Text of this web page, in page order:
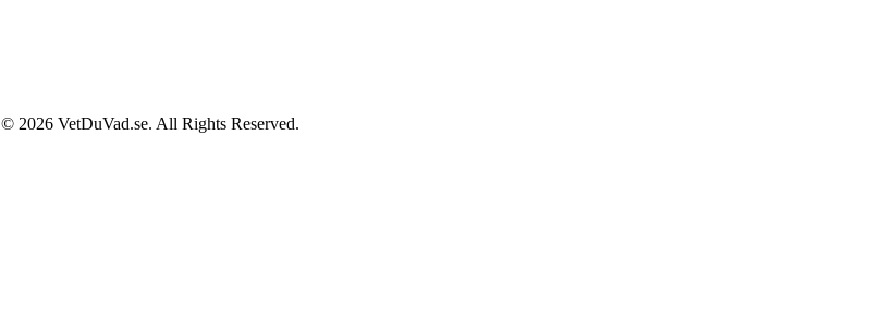
© 2026 VetDuVad.se. All Rights Reserved.